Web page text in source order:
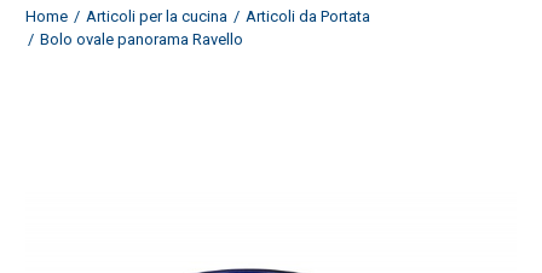
Home Articoli per la cucina
Articoli da Portata
Bolo ovale panorama Ravello